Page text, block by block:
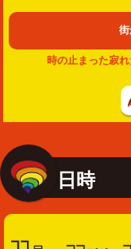
時の止まった寂
日時